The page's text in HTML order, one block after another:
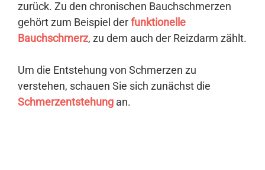
zurück. Zu den chronischen Bauchschmerzen
gehört zum Beispiel derfunktionelle
Bauchschmerz, zu dem auch der Reizdarm zählt.
Um die Entstehung von Schmerzen zu
verstehen, schauen Sie sich zunächst die
Schmerzentstehung an.